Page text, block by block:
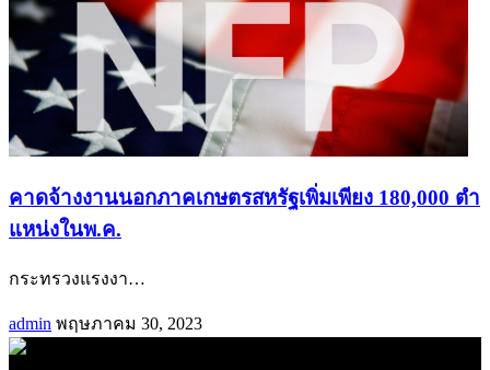
คาดจ้างงานนอกภาคเกษตรสหรัฐเพิ่มเพียง 180,000 ตำ
แหน่งในพ.ค.
กระทรวงแรงงา…
admin พฤษภาคม 30, 2023